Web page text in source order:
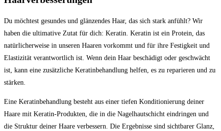
Du möchtest gesundes und glänzendes Haar, das sich stark anfühlt? Wir
haben die ultimative Zutat für dich: Keratin. Keratin ist ein Protein, das
natürlicherweise in unseren Haaren vorkommt und für ihre Festigkeit und
Elastizität verantwortlich ist. Wenn dein Haar beschädigt oder geschwächt
ist, kann eine zusätzliche Keratinbehandlung helfen, es zu reparieren und zu
stärken.
Eine Keratinbehandlung besteht aus einer tiefen Konditionierung deiner
Haare mit Keratin-Produkten, die in die Nagelhautschicht eindringen und
die Struktur deiner Haare verbessern. Die Ergebnisse sind sichtbarer Glanz,